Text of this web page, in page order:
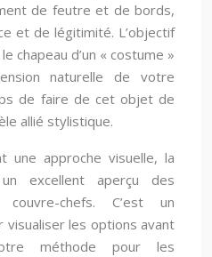
de feutre et de bords,
et de légitimité. L’objectif
chapeau d’un « costume »
naturelle de votre
de faire de cet objet de
allié stylistique.
une approche visuelle, la
excellent aperçu des
chefs. C’est un
visualiser les options avant
méthode pour les